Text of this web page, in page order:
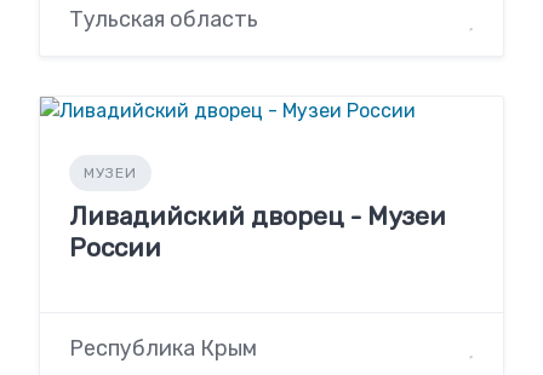
Тульская область
МУЗЕИ
Ливадийский дворец - Музеи
России
Республика Крым